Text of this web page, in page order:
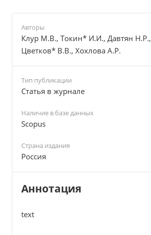
Авторы
Клур М.В., Токин* И.И., Давтян Н.Р.,
Цветков* В.В., Хохлова А.Р.
Тип публикации
Cтатья в журнале
Наличие в базе данных
Scopus
Страна издания
Россия
Аннотация
text